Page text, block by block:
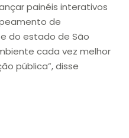
painéis interativos
de
do estado de São
cada vez melhor
pública”, disse